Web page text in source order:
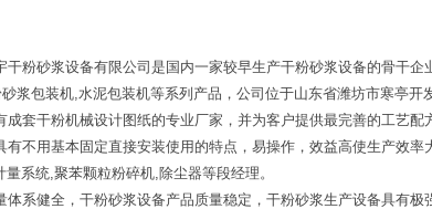
粉砂浆设备有限公司是国内一家较早生产干粉砂浆设备的骨干
浆包装机,水泥包装机等系列产品，公司位于山东省潍坊市寒亭
套干粉机械设计图纸的专业厂家，并为客户提供最完善的工艺
不用基本固定直接安装使用的特点，易操作，效益高使生产效
系统,聚苯颗粒粉碎机,除尘器等段经理。
系健全，干粉砂浆设备产品质量稳定，干粉砂浆生产设备具有